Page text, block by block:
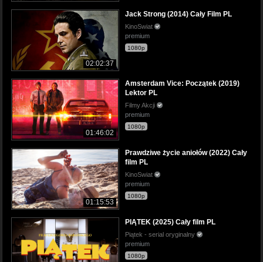
02:02:37
Jack Strong (2014) Cały Film PL
KinoSwiat
premium
1080p
01:46:02
Amsterdam Vice: Początek (2019)
Lektor PL
Filmy Akcji
premium
1080p
01:15:53
Prawdziwe życie aniołów (2022) Cały
film PL
KinoSwiat
premium
1080p
PIĄTEK (2025) Cały film PL
Piątek - serial oryginalny
premium
1080p